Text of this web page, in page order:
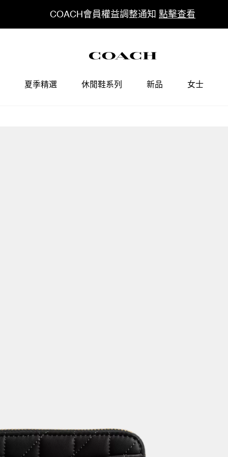
COACH會員權益調整通知 點擊查看
夏季精選 休閒鞋系列 新品 女士